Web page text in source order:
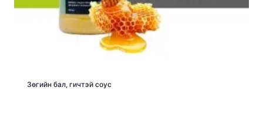
Зөгийн бал, гичтэй соус